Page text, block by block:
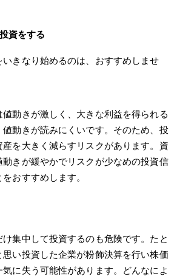
資をする
いきなり始めるのは、おすすめしませ
動きが激しく、大きな利益を得られる
動きが読みにくいです。そのため、投
を大きく減らすリスクがあります。資
きが緩やかでリスクが少なめの投資信
おすすめします。
集中して投資するのも危険です。たと
思い投資した企業が粉飾決算を行い株価
に失う可能性があります。どんなによ